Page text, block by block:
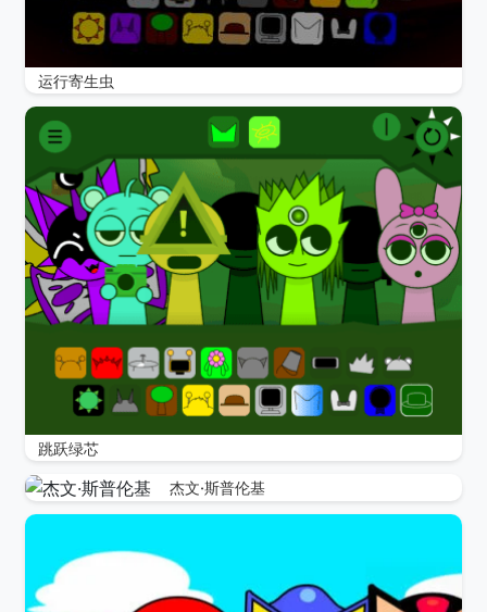
运行寄生虫
跳跃绿芯
杰文·斯普伦基